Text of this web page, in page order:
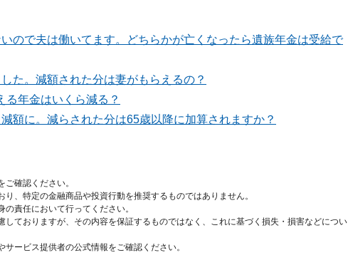
ので夫は働いてます。どちらかが亡くなったら遺族年金は受給で
た。減額された分は妻がもらえるの？
る年金はいくら減る？
額に。減らされた分は65歳以降に加算されますか？
確認ください。
、特定の金融商品や投資行動を推奨するものではありません。
責任において行ってください。
ておりますが、その内容を保証するものではなく、これに基づく損失・損害などについ
ービス提供者の公式情報をご確認ください。